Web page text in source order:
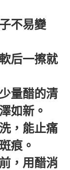
不易變
后一擦就
量醋的清
如新。
，能止痛
痕。
，用醋消